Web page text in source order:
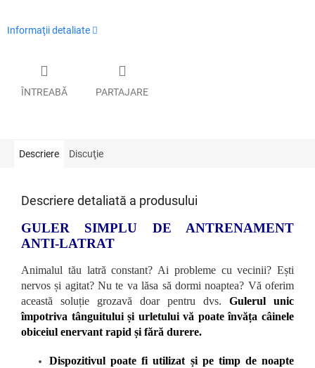
Informaţii detaliate
ÎNTREABĂ PARTAJARE
Descriere Discuţie
Descriere detaliată a produsului
GULER SIMPLU DE ANTRENAMENT
ANTI-LATRAT
Animalul tău latră constant? Ai probleme cu vecinii? Ești
nervos și agitat? Nu te va lăsa să dormi noaptea? Vă oferim
această soluție grozavă doar pentru dvs. Gulerul unic
împotriva tânguitului și urletului vă poate învăța câinele
obiceiul enervant rapid și fără durere.
Dispozitivul poate fi utilizat și pe timp de noapte